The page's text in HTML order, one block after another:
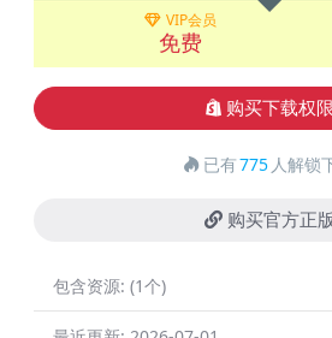
VIP会员
免费
购买下载权限
已有775 人解锁
购买官方正版
包含资源: (1个)